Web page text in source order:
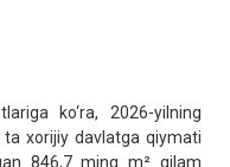
ko‘ra, 2026-yilning
ta xorijiy davlatga qiymati
846,7 ming m² gilam